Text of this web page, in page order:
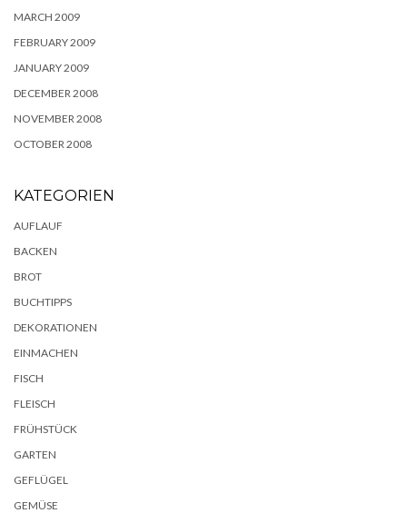
MARCH 2009
FEBRUARY 2009
JANUARY 2009
DECEMBER 2008
NOVEMBER 2008
OCTOBER 2008
KATEGORIEN
AUFLAUF
BACKEN
BROT
BUCHTIPPS
DEKORATIONEN
EINMACHEN
FISCH
FLEISCH
FRÜHSTÜCK
GARTEN
GEFLÜGEL
GEMÜSE